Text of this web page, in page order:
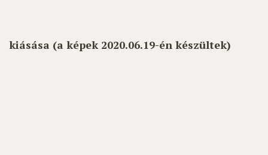
kiásása (a képek 2020.06.19-én készültek)